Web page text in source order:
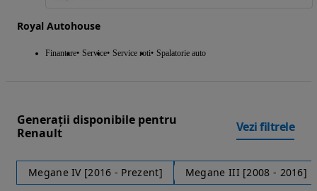
Royal Autohouse
Finantare Service Service roti Spalatorie auto
Generații disponibile pentru
Renault
Vezi filtrele
Megane IV [2016 - Prezent] Megane III [2008 - 2016]